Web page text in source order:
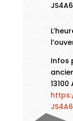
JS4A6
Infos
JS4A6